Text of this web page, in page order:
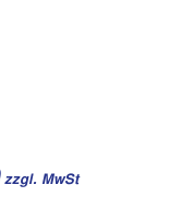
zzgl. MwSt